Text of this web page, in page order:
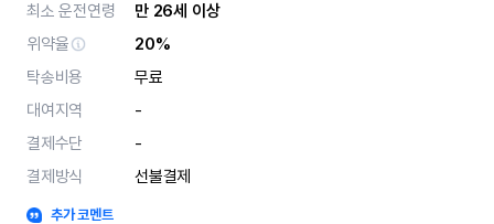
최소 운전연령
만 26세 이상
위약율
20%
탁송비용
무료
대여지역
-
결제수단
-
결제방식
선불결제
추가 코멘트